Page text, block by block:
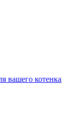
вашего котенка